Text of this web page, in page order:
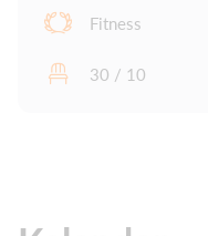
Fitness
30 / 10